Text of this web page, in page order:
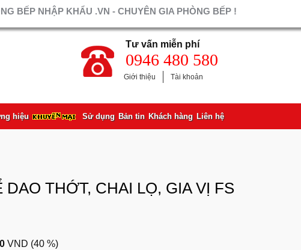
BẾP NHẬP KHẨU .VN - CHUYÊN GIA PHÒNG BẾP !
Tư vấn miễn phí
0946 480 580
Giới thiệu Tài khoản
hiệu Sử dụng Bản tin Khách hàng Liên hệ
THỚT, CHAI LỌ, GIA VỊ FS
VND (40 %)